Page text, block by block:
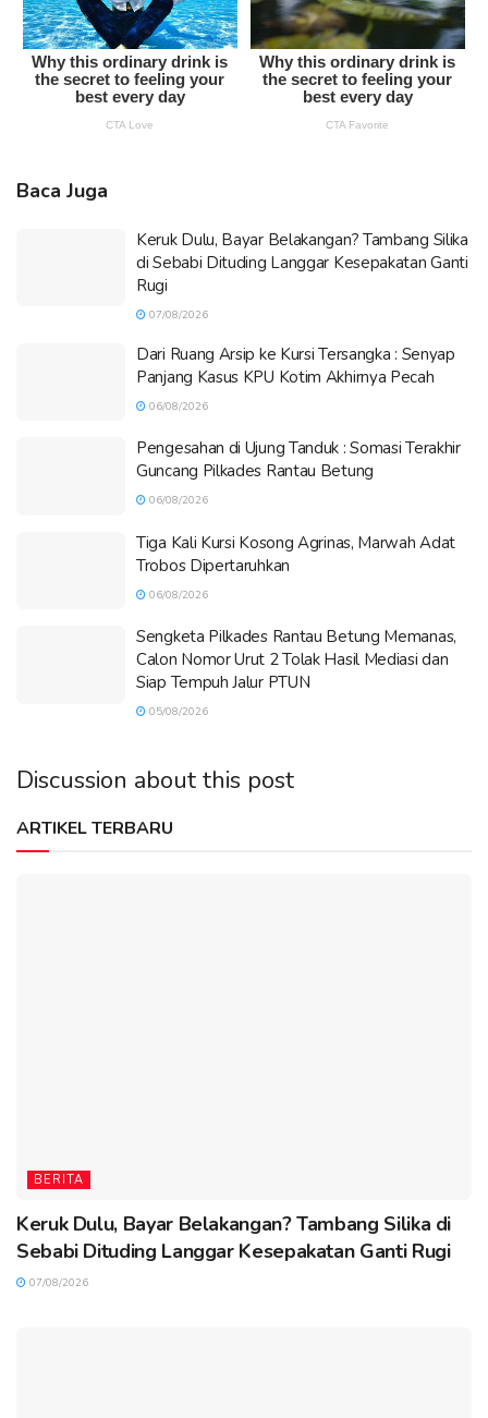
Baca Juga
Keruk Dulu, Bayar Belakangan? Tambang Silika
di Sebabi Dituding Langgar Kesepakatan Ganti
Rugi
07/08/2026
Dari Ruang Arsip ke Kursi Tersangka : Senyap
Panjang Kasus KPU Kotim Akhirnya Pecah
06/08/2026
Pengesahan di Ujung Tanduk : Somasi Terakhir
Guncang Pilkades Rantau Betung
06/08/2026
Tiga Kali Kursi Kosong Agrinas, Marwah Adat
Trobos Dipertaruhkan
06/08/2026
Sengketa Pilkades Rantau Betung Memanas,
Calon Nomor Urut 2 Tolak Hasil Mediasi dan
Siap Tempuh Jalur PTUN
05/08/2026
Discussion about this post
ARTIKEL TERBARU
BERITA
Keruk Dulu, Bayar Belakangan? Tambang Silika di
Sebabi Dituding Langgar Kesepakatan Ganti Rugi
07/08/2026